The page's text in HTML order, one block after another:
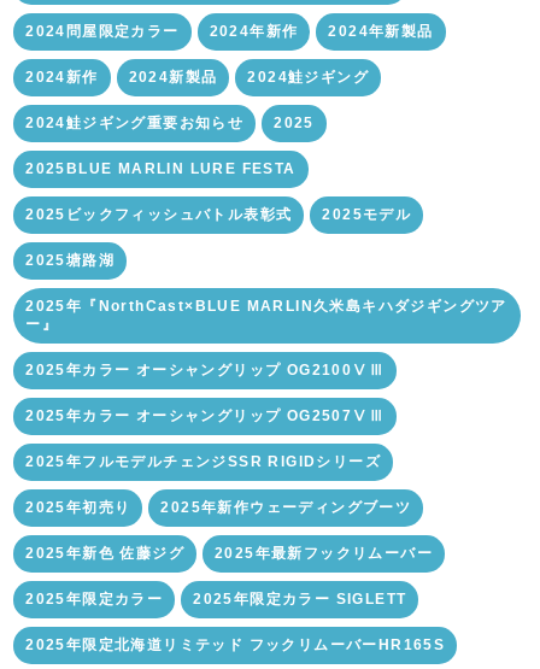
2024問屋限定カラー 2024年新作 2024年新製品
2024新作 2024新製品 2024鮭ジギング
2024鮭ジギング重要お知らせ 2025
2025BLUE MARLIN LURE FESTA
2025ビックフィッシュバトル表彰式 2025モデル
2025塘路湖
2025年『NorthCast×BLUE MARLIN久米島キハダジギングツア
ー』
2025年カラー オーシャングリップ OG2100ⅤⅢ
2025年カラー オーシャングリップ OG2507ⅤⅢ
2025年フルモデルチェンジSSR RIGIDシリーズ
2025年初売り 2025年新作ウェーディングブーツ
2025年新色 佐藤ジグ 2025年最新フックリムーバー
2025年限定カラー 2025年限定カラー SIGLETT
2025年限定北海道リミテッド フックリムーバーHR165S